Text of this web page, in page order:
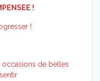
!
!
occasions de belles